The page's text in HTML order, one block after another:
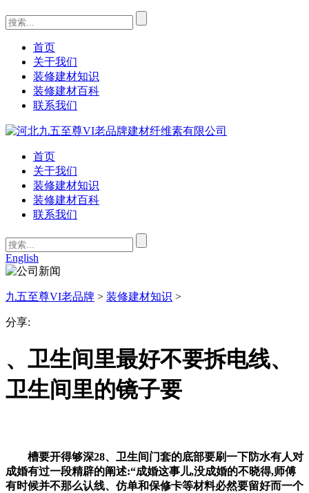
首页
关于我们
装修建材知识
装修建材百科
联系我们
首页
关于我们
装修建材知识
装修建材百科
联系我们
English
九五至尊VI老品牌 > 装修建材知识 >
分享:
、卫生间里最好不要拆电线、
卫生间里的镜子要
槽要开得够深28、卫生间门套的底部要刷一下防水有人对
成婚有过一段精辟的阐述:“成婚这事儿,没成婚的不晓得,师傅
有时候并不那么认线、仿单和保修卡等材料必然要留好而一个